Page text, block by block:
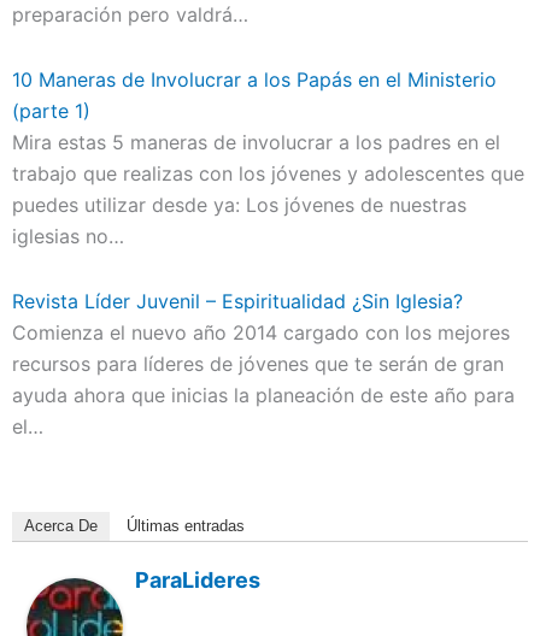
preparación pero valdrá…
10 Maneras de Involucrar a los Papás en el Ministerio
(parte 1)
Mira estas 5 maneras de involucrar a los padres en el
trabajo que realizas con los jóvenes y adolescentes que
puedes utilizar desde ya: Los jóvenes de nuestras
iglesias no…
Revista Líder Juvenil – Espiritualidad ¿Sin Iglesia?
Comienza el nuevo año 2014 cargado con los mejores
recursos para líderes de jóvenes que te serán de gran
ayuda ahora que inicias la planeación de este año para
el…
Acerca De Últimas entradas
ParaLideres